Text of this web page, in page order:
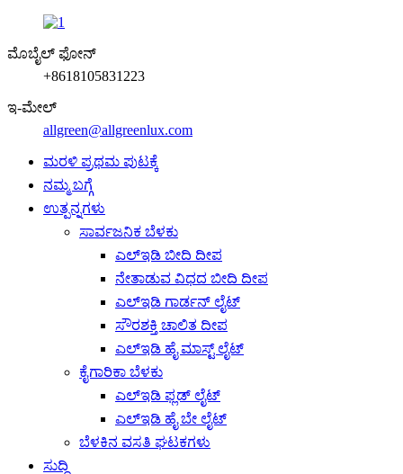
ಮೊಬೈಲ್ ಫೋನ್
+8618105831223
ಇ-ಮೇಲ್
allgreen@allgreenlux.com
ಮರಳಿ ಪ್ರಥಮ ಪುಟಕ್ಕೆ
ನಮ್ಮ ಬಗ್ಗೆ
ಉತ್ಪನ್ನಗಳು
ಸಾರ್ವಜನಿಕ ಬೆಳಕು
ಎಲ್ಇಡಿ ಬೀದಿ ದೀಪ
ನೇತಾಡುವ ವಿಧದ ಬೀದಿ ದೀಪ
ಎಲ್ಇಡಿ ಗಾರ್ಡನ್ ಲೈಟ್
ಸೌರಶಕ್ತಿ ಚಾಲಿತ ದೀಪ
ಎಲ್ಇಡಿ ಹೈ ಮಾಸ್ಟ್ ಲೈಟ್
ಕೈಗಾರಿಕಾ ಬೆಳಕು
ಎಲ್ಇಡಿ ಫ್ಲಡ್ ಲೈಟ್
ಎಲ್ಇಡಿ ಹೈ ಬೇ ಲೈಟ್
ಬೆಳಕಿನ ವಸತಿ ಘಟಕಗಳು
ಸುದ್ದಿ